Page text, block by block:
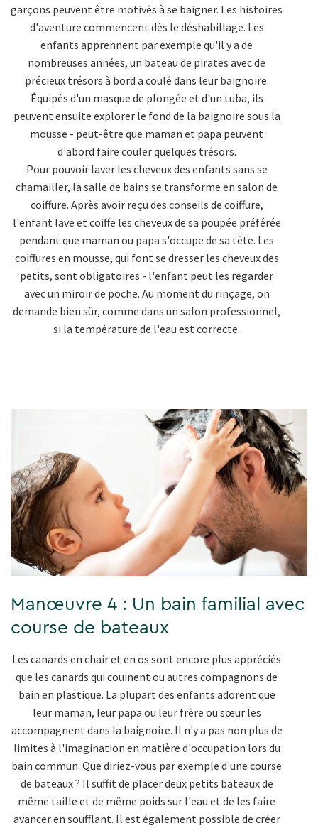
garçons peuvent être motivés à se baigner. Les histoires
d'aventure commencent dès le déshabillage. Les
enfants apprennent par exemple qu'il y a de
nombreuses années, un bateau de pirates avec de
précieux trésors à bord a coulé dans leur baignoire.
Équipés d'un masque de plongée et d'un tuba, ils
peuvent ensuite explorer le fond de la baignoire sous la
mousse - peut-être que maman et papa peuvent
d'abord faire couler quelques trésors.
Pour pouvoir laver les cheveux des enfants sans se
chamailler, la salle de bains se transforme en salon de
coiffure. Après avoir reçu des conseils de coiffure,
l'enfant lave et coiffe les cheveux de sa poupée préférée
pendant que maman ou papa s'occupe de sa tête. Les
coiffures en mousse, qui font se dresser les cheveux des
petits, sont obligatoires - l'enfant peut les regarder
avec un miroir de poche. Au moment du rinçage, on
demande bien sûr, comme dans un salon professionnel,
si la température de l'eau est correcte.
Manœuvre 4 : Un bain familial avec
course de bateaux
Les canards en chair et en os sont encore plus appréciés
que les canards qui couinent ou autres compagnons de
bain en plastique. La plupart des enfants adorent que
leur maman, leur papa ou leur frère ou sœur les
accompagnent dans la baignoire. Il n'y a pas non plus de
limites à l'imagination en matière d'occupation lors du
bain commun. Que diriez-vous par exemple d'une course
de bateaux ? Il suffit de placer deux petits bateaux de
même taille et de même poids sur l'eau et de les faire
avancer en soufflant. Il est également possible de créer